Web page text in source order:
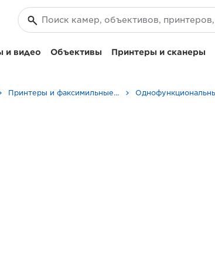
и видео Объективы Принтеры и сканеры
Принтеры и факсимильные аппараты для бизнеса